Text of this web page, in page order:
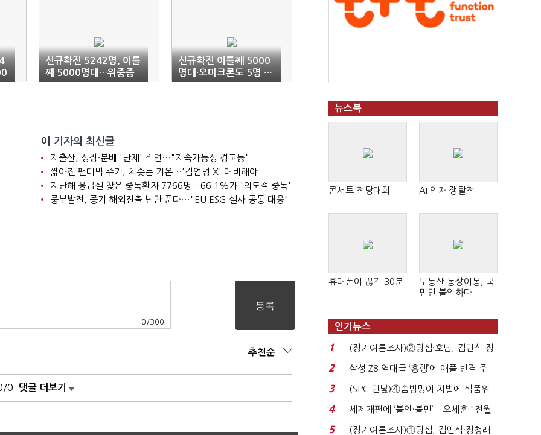
신규확진 5242명, 이틀
째 5000명대…위중증
733명 또 역대 '최다'(1
신규확진 이틀째 5000
명대·오미크론도 5명 …
위중증 '역대 최다'(종
이 기자의 최신글
저출산, 성장·분배 '난제' 직면…"지속가능성 경고등"
짧아진 팬데믹 주기, 치솟는 기온…'감염병 X' 대비해야
지난해 응급실 찾은 중독환자 7766명…66.1%가 '의도적 중독'
중부발전, 중기 해외진출 난관 푼다…"EU ESG 실사 공동 대응"
0 /300
추천순
0 댓글 더보기
뉴스북
콘서트 전당대회 AI 인재 쟁탈전
휴대폰이 끊긴 30분
부동산 동상이몽, 국
민만 불안하다
인기뉴스
1
(정기여론조사)②당심·호남, 김민석-정
청래 '초접전'...
2
삼성 Z8 역대급 ‘흥행’에 애플 반격 주
목…9월 ‘폴...
3
(SPC 민낯)④솜방망이 처벌에 식품위
생법 위반 반복...
4
세제개편에 ‘불안·불만’…오세훈 "전월
세 구하기 더 ...
5
(정기여론조사)①당심, 김민석·정청래